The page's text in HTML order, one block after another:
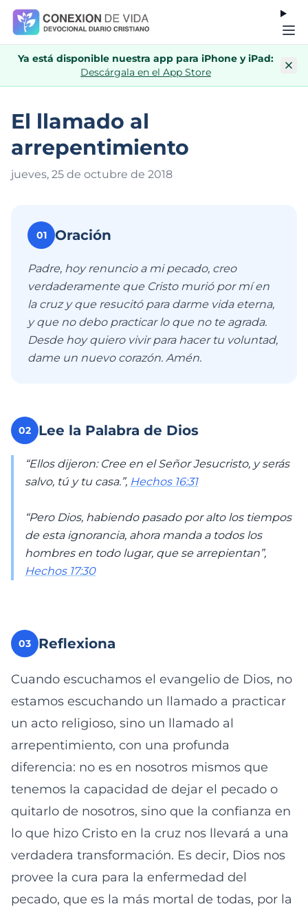
Ya está disponible nuestra app para iPhone y iPad:
Descárgala en el App Store
El llamado al
arrepentimiento
jueves, 25 de octubre de 2018
01 Oración
Padre, hoy renuncio a mi pecado, creo
verdaderamente que Cristo murió por mí en
la cruz y que resucitó para darme vida eterna,
y que no debo practicar lo que no te agrada.
Desde hoy quiero vivir para hacer tu voluntad,
dame un nuevo corazón. Amén.
02 Lee la Palabra de Dios
“Ellos dijeron: Cree en el Señor Jesucristo, y serás
salvo, tú y tu casa.”, Hechos 16:31
“Pero Dios, habiendo pasado por alto los tiempos
de esta ignorancia, ahora manda a todos los
hombres en todo lugar, que se arrepientan”,
Hechos 17:30
03 Reflexiona
Cuando escuchamos el evangelio de Dios, no
estamos escuchando un llamado a practicar
un acto religioso, sino un llamado al
arrepentimiento, con una profunda
diferencia: no es en nosotros mismos que
tenemos la capacidad de dejar el pecado o
quitarlo de nosotros, sino que la confianza en
lo que hizo Cristo en la cruz nos llevará a una
verdadera transformación. Es decir, Dios nos
provee la cura para la enfermedad del
pecado, que es la más mortal de todas, por la